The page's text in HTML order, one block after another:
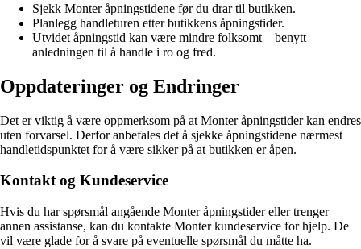
Sjekk Monter åpningstidene før du drar til butikken.
Planlegg handleturen etter butikkens åpningstider.
Utvidet åpningstid kan være mindre folksomt – benytt
anledningen til å handle i ro og fred.
Oppdateringer og Endringer
Det er viktig å være oppmerksom på at Monter åpningstider kan endres
uten forvarsel. Derfor anbefales det å sjekke åpningstidene nærmest
handletidspunktet for å være sikker på at butikken er åpen.
Kontakt og Kundeservice
Hvis du har spørsmål angående Monter åpningstider eller trenger
annen assistanse, kan du kontakte Monter kundeservice for hjelp. De
vil være glade for å svare på eventuelle spørsmål du måtte ha.